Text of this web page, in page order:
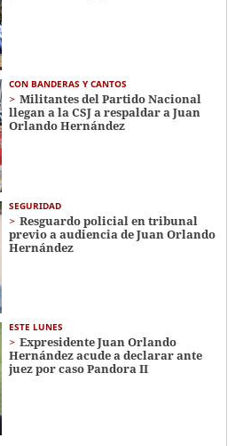
CON BANDERAS Y CANTOS
Militantes del Partido Nacional
llegan a la CSJ a respaldar a Juan
Orlando Hernández
SEGURIDAD
Resguardo policial en tribunal
previo a audiencia de Juan Orlando
Hernández
ESTE LUNES
Expresidente Juan Orlando
Hernández acude a declarar ante
juez por caso Pandora II